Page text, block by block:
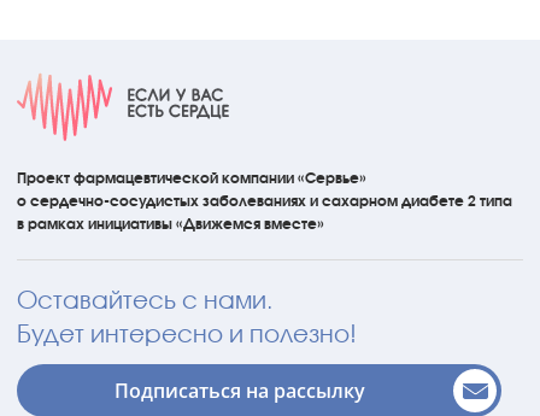
Проект фармацевтической компании «Сервье»
о сердечно-сосудистых заболеваниях и сахарном диабете 2 типа
в рамках инициативы «Движемся вместе»
Оставайтесь с нами.
Будет интересно и полезно!
Подписаться на рассылку